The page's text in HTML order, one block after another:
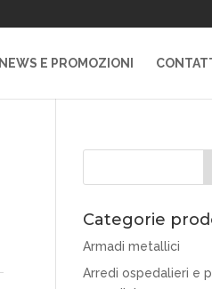
NEWS E PROMOZIONI
Categorie
Armadi metallici
Arredi ospedalieri e